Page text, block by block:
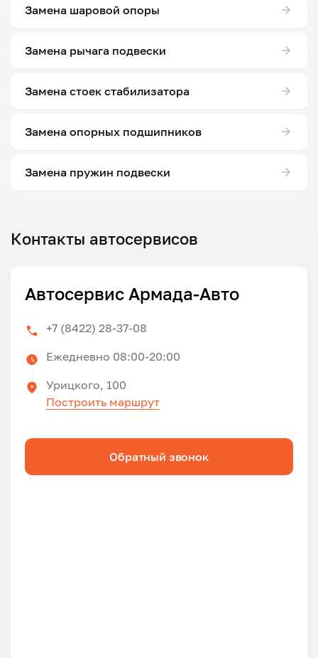
Замена шаровой опоры
Замена рычага подвески
Замена стоек стабилизатора
Замена опорных подшипников
Замена пружин подвески
Контакты автосервисов
Автосервис Армада-Авто
+7 (8422) 28-37-08
Ежедневно 08:00-20:00
Урицкого, 100
Построить маршрут
Обратный звонок